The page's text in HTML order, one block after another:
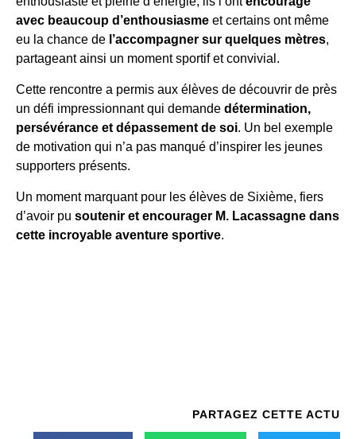
avec beaucoup d’enthousiasme et certains ont même
eu la chance de l’accompagner sur quelques mètres,
partageant ainsi un moment sportif et convivial.
Cette rencontre a permis aux élèves de découvrir de près
un défi impressionnant qui demande détermination,
persévérance et dépassement de soi. Un bel exemple
de motivation qui n’a pas manqué d’inspirer les jeunes
supporters présents.
Un moment marquant pour les élèves de Sixième, fiers
d’avoir pu soutenir et encourager M. Lacassagne dans
cette incroyable aventure sportive.
PARTAGEZ CETTE ACTU